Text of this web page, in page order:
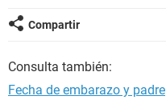
Compartir
Consulta también:
Fecha de embarazo y padre